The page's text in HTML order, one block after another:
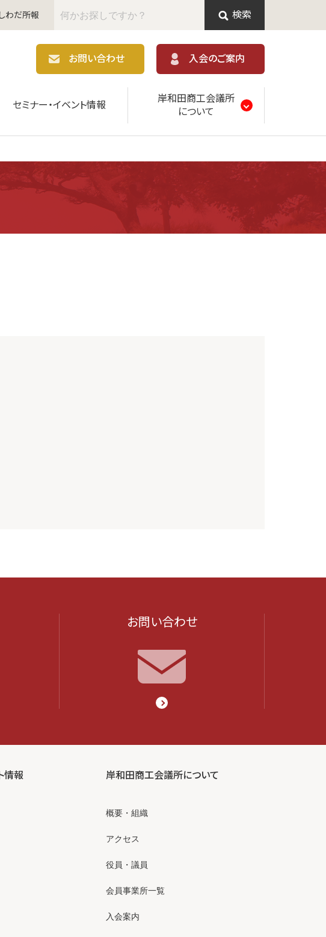
わだ所報 検索
お問い合わせ
入会のご案内
セミナー・イベント情報
岸和田商工会議所
について
お問い合わせ
情報 岸和田商工会議所について
概要・組織
アクセス
役員・議員
会員事業所一覧
入会案内